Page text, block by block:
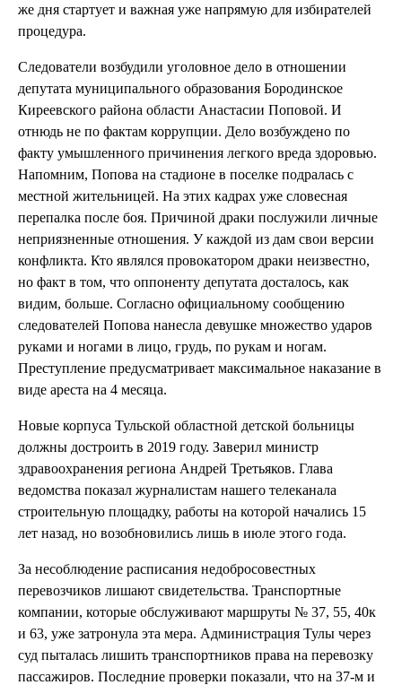
же дня стартует и важная уже напрямую для избирателей
процедура.
Следователи возбудили уголовное дело в отношении
депутата муниципального образования Бородинское
Киреевского района области Анастасии Поповой. И
отнюдь не по фактам коррупции. Дело возбуждено по
факту умышленного причинения легкого вреда здоровью.
Напомним, Попова на стадионе в поселке подралась с
местной жительницей. На этих кадрах уже словесная
перепалка после боя. Причиной драки послужили личные
неприязненные отношения. У каждой из дам свои версии
конфликта. Кто являлся провокатором драки неизвестно,
но факт в том, что оппоненту депутата досталось, как
видим, больше. Согласно официальному сообщению
следователей Попова нанесла девушке множество ударов
руками и ногами в лицо, грудь, по рукам и ногам.
Преступление предусматривает максимальное наказание в
виде ареста на 4 месяца.
Новые корпуса Тульской областной детской больницы
должны достроить в 2019 году. Заверил министр
здравоохранения региона Андрей Третьяков. Глава
ведомства показал журналистам нашего телеканала
строительную площадку, работы на которой начались 15
лет назад, но возобновились лишь в июле этого года.
За несоблюдение расписания недобросовестных
перевозчиков лишают свидетельства. Транспортные
компании, которые обслуживают маршруты № 37, 55, 40к
и 63, уже затронула эта мера. Администрация Тулы через
суд пыталась лишить транспортников права на перевозку
пассажиров. Последние проверки показали, что на 37-м и